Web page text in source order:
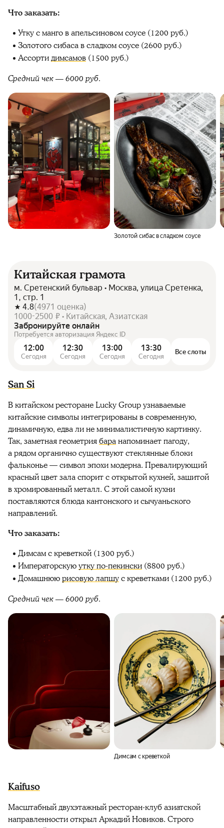
Что заказать:
Утку с манго в апельсиновом соусе (1200 руб.)
Золотого сибаса в сладком соусе (2600 руб.)
Ассортидимсамов (1500 руб.)
Средний чек — 6000 руб.
Золотой сибас в сладком соусе
Китайская грамота
м. Сретенский бульвар • Москва, улица Сретенка,
1, стр. 1
4.8(4971 оценка)
1000-2500 ₽ • Китайская, Азиатская
Забронируйте онлайн
Потребуется авторизация Яндекс ID
12:00
Сегодня
12:30
Сегодня
13:00
Сегодня
13:30
Сегодня
Все слоты
San Si
В китайском ресторане Lucky Group узнаваемые
китайские символы интегрированы в современную,
динамичную, едва ли не минималистичную картинку.
Так, заметная геометриябаранапоминает пагоду,
а рядом органично существуют стеклянные блоки
фальконье — символ эпохи модерна. Превалирующий
красный цвет зала спорит с открытой кухней, зашитой
в хромированный металл. С этой самой кухни
поставляются блюда кантонского и сычуаньского
направлений.
Что заказать:
Димсам с креветкой (1300 руб.)
Императорскуюутку по-пекински (8800 руб.)
Домашнююрисовую лапшус креветками (1200 руб.)
Средний чек — 6000 руб.
Димсам с креветкой
Kaifuso
Масштабный двухэтажный ресторан-клуб азиатской
направленности открыл Аркадий Новиков. Строго